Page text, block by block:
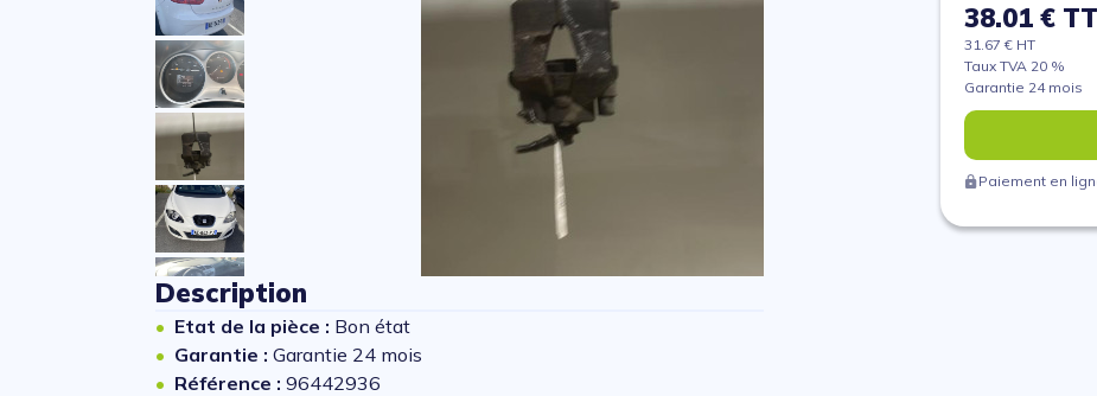
Description
Etat de la pièce : Bon état
Garantie : Garantie 24 mois
Référence : 96442936
38.01 €
31.67 € HT
Taux TVA 20 %
Garantie 24 mois
Paiement en